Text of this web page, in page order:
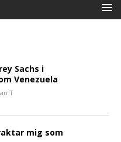
Sachs i
Venezuela
T
mig som